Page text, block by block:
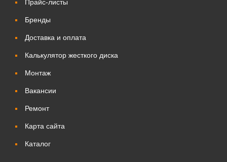
Прайс-листы
Бренды
Доставка и оплата
Калькулятор жесткого диска
Монтаж
Вакансии
Ремонт
Карта сайта
Каталог